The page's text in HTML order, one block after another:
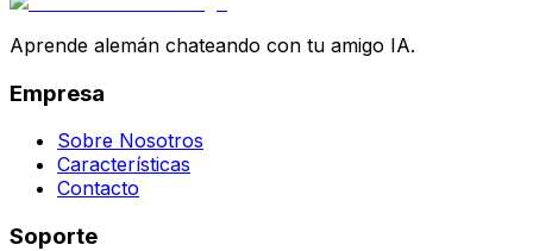
Aprende alemán chateando con tu amigo IA.
Empresa
Sobre Nosotros
Características
Contacto
Soporte